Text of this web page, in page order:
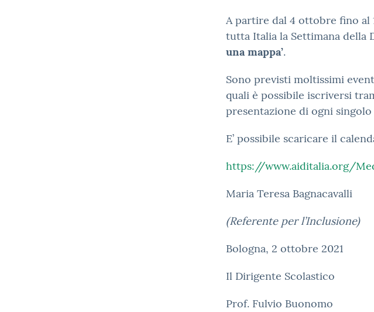
A partire dal 4 ottobre fino al
tutta Italia la Settimana della
una mappa’.
Sono previsti moltissimi
quali è possibile iscriversi
presentazione di ogni singolo
E’ possibile scaricare il
https://www.aiditalia.org/
Maria Teresa Bagnacavalli
(Referente per l’Inclusione)
Bologna, 2 ottobre 2021
Il Dirigente Scolastico
Prof. Fulvio Buonomo